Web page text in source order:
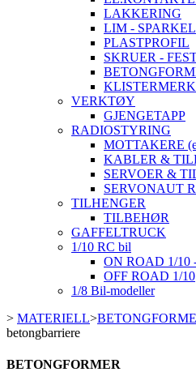
LAKKERING
LIM - SPARKEL
PLASTPROFIL
SKRUER -
VERKTØY
GJENGETAPP
RADIOSTYRING
MOTTAKERE
KABLER &
SERVOER &
SERVONAUT
TILHENGER
TILBEHØR
GAFFELTRUCK
1/10 RC bil
ON ROAD 1/10
OFF ROAD 1/10
1/8 Bil-modeller
> MATERIELL>
betongbarriere
BETONGFORMER